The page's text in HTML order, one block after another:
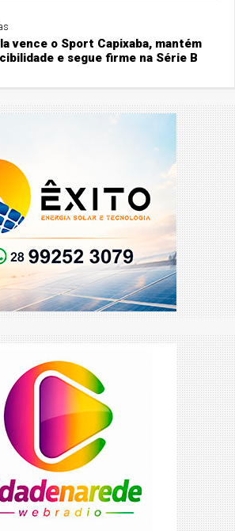
vence o Sport Capixaba, mantém
e segue firme na Série B